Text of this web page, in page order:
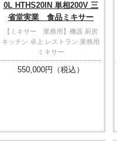
0L HTHS20IN 単相200V 三
省堂実業 食品ミキサー
【ミキサー 業務用】機器 厨房
キッチン 卓上 レストラン 業務用
ミキサー
550,000円（税込）